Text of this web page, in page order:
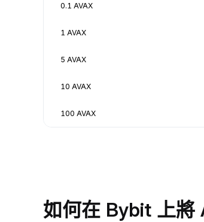
0.1 AVAX
1 AVAX
5 AVAX
10 AVAX
100 AVAX
如何在 Bybit 上將